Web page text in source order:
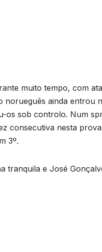
muito tempo, com
norueguês ainda entrou
os sob controlo. Num
consecutiva nesta
3º.
tranquila e José